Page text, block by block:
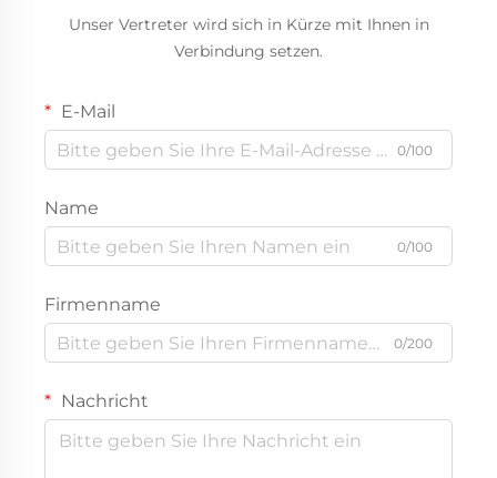
Unser Vertreter wird sich in Kürze mit Ihnen in
Verbindung setzen.
E-Mail
0/100
Name
0/100
Firmenname
0/200
Nachricht